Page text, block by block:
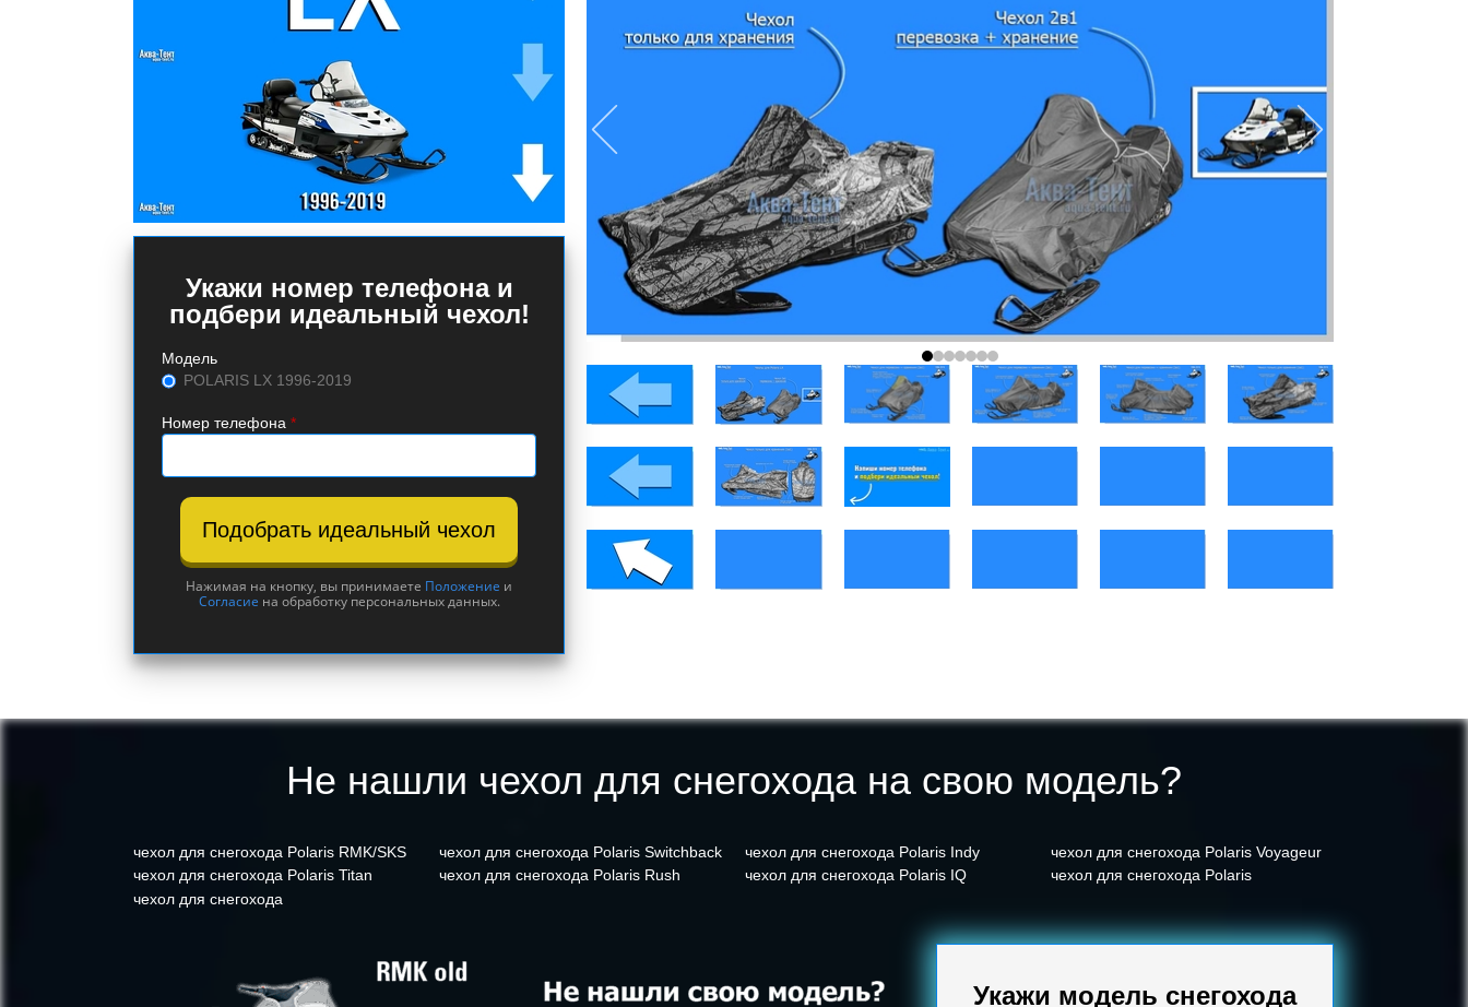
Укажи номер телефона и
подбери идеальный чехол!
Модель
POLARIS LX 1996-2019
Номер телефона *
Подобрать идеальный чехол
Нажимая на кнопку, вы принимаете Положение и
Согласие на обработку персональных данных.
Не нашли чехол для снегохода на свою модель?
чехол для снегохода Polaris RMK/SKS
чехол для снегохода Polaris Titan
чехол для снегохода
чехол для снегохода Polaris Switchback
чехол для снегохода Polaris Rush
чехол для снегохода Polaris Indy
чехол для снегохода Polaris IQ
чехол для снегохода Polaris Voyageur
чехол для снегохода Polaris
Укажи модель снегохода